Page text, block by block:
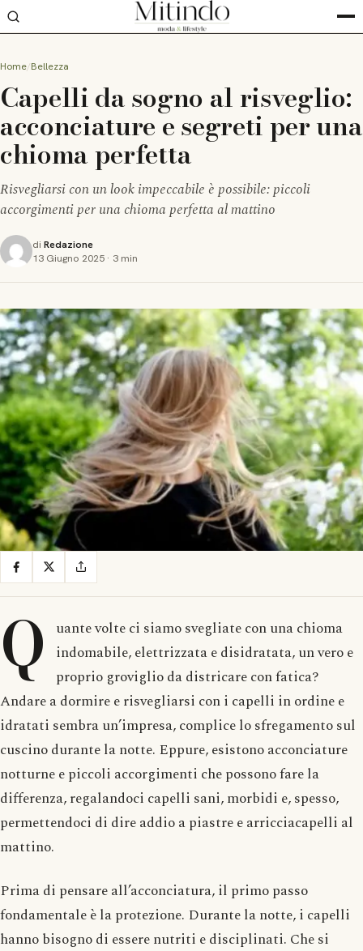
Home Bellezza
Capelli da sogno al risveglio:
acconciature e segreti per una
chioma perfetta
Risvegliarsi con un look impeccabile è possibile: piccoli
accorgimenti per una chioma perfetta al mattino
di Redazione
13 Giugno 2025 · 3 min
Q
uante volte ci siamo svegliate con una chioma
indomabile, elettrizzata e disidratata, un vero e
proprio groviglio da districare con fatica?
Andare a dormire e risvegliarsi con i capelli in ordine e
idratati sembra un’impresa, complice lo sfregamento sul
cuscino durante la notte. Eppure, esistono acconciature
notturne e piccoli accorgimenti che possono fare la
differenza, regalandoci capelli sani, morbidi e, spesso,
permettendoci di dire addio a piastre e arricciacapelli al
mattino.
Prima di pensare all’acconciatura, il primo passo
fondamentale è la protezione. Durante la notte, i capelli
hanno bisogno di essere nutriti e disciplinati. Che si